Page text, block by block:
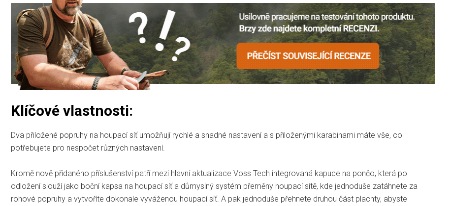
Klíčové vlastnosti:
Dva přiložené popruhy na houpací síť umožňují rychlé a snadné nastavení a s přiloženými karabinami máte vše, co
potřebujete pro nespočet různých nastavení.
Kromě nově přidaného příslušenství patří mezi hlavní aktualizace Voss Tech integrovaná kapuce na pončo, která po
odložení slouží jako boční kapsa na houpací síť a důmyslný systém přeměny houpací sítě, kde jednoduše zatáhnete za
rohové popruhy a vytvoříte dokonale vyváženou houpací síť. A pak jednoduše přehnete druhou část plachty, abyste